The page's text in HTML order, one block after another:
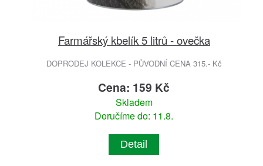
Farmářský kbelík 5 litrů - ovečka
DOPRODEJ KOLEKCE - PŮVODNÍ CENA 315.- Kč
Cena: 159 Kč
Skladem
Doručíme do: 11.8.
Detail